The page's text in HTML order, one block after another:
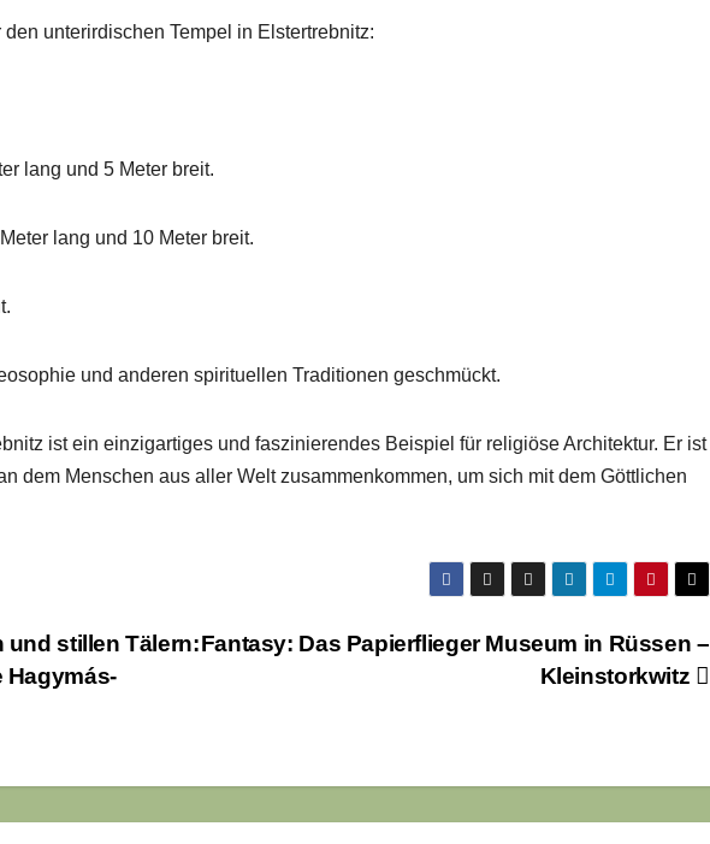
unterirdischen Tempel in Elstertrebnitz:
lang und 5 Meter breit.
lang und 10 Meter breit.
und anderen spirituellen Traditionen geschmückt.
ist ein einzigartiges und faszinierendes Beispiel für religiöse Architektur. Er ist
dem Menschen aus aller Welt zusammenkommen, um sich mit dem Göttlichen
Fantasy: Das Papierflieger Museum in Rüssen –
Kleinstorkwitz
stillen Tälern:
Hagymás-